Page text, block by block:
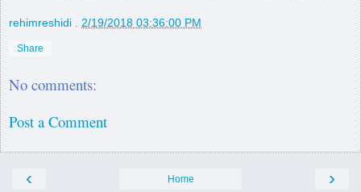
rehimreshidi 2/19/2018 03:36:00 PM
Share
No comments:
Post a Comment
‹ ›
Home